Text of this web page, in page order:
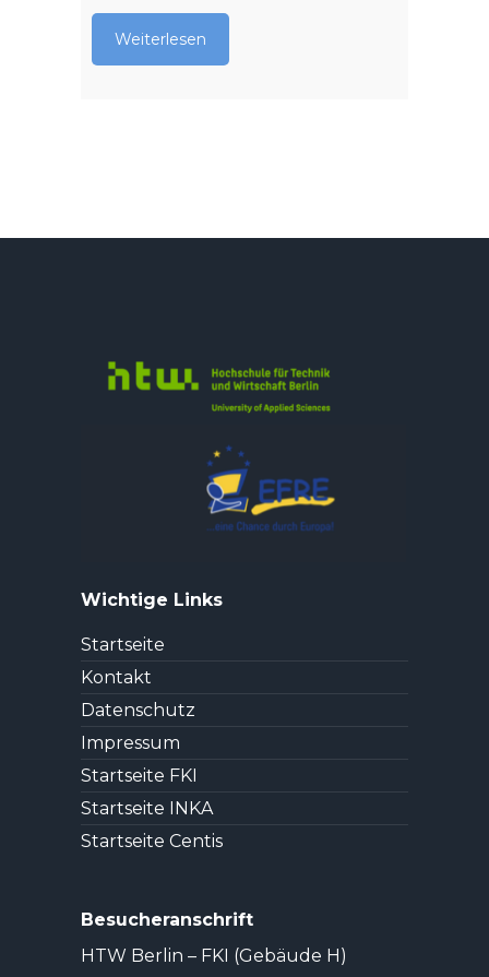
Weiterlesen
Wichtige Links
Startseite
Kontakt
Datenschutz
Impressum
Startseite FKI
Startseite INKA
Startseite Centis
Besucheranschrift
HTW Berlin – FKI (Gebäude H)